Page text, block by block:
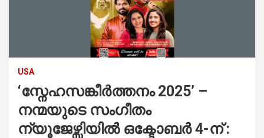
USA
‘സ്നേഹസങ്കീർത്തനം 2025’ –
നന്മയുടെ സംഗീതം
ന്യൂജേഴ്സിയിൽ ഒക്ടോബർ 4-ന് :